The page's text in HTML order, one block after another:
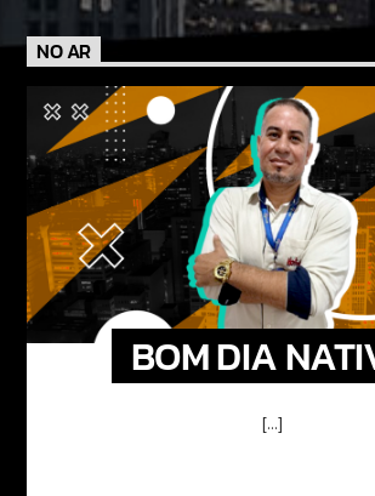
NO AR
BOM DIA
[...]